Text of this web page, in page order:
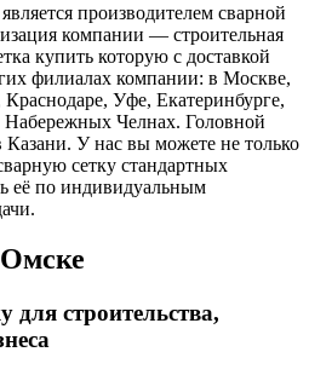
производителем сварной
компании — строительная
купить которую с доставкой
филиалах компании: в Москве,
Уфе, Екатеринбурге,
Челнах. Головной
У нас вы можете не только
сетку стандартных
её по индивидуальным
для строительства,